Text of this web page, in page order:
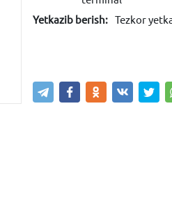
Yetkazib berish:
Tezkor